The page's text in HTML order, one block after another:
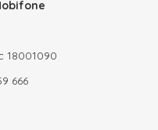
18001090
666